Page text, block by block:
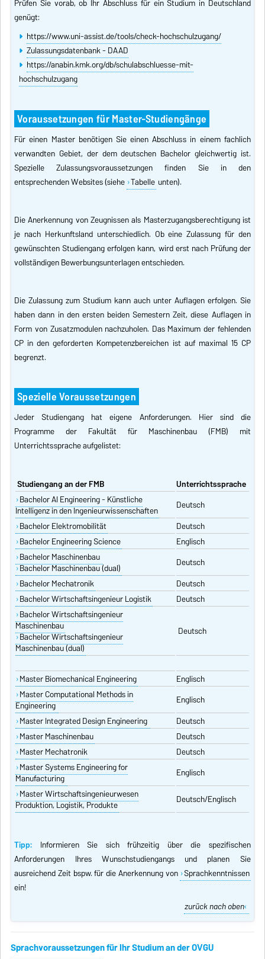
genügt:
https://www.uni-assist.de/tools/check-hochschulzugang/
Zulassungsdatenbank - DAAD
https://anabin.kmk.org/db/schulabschluesse-mit-
hochschulzugang
Voraussetzungen für Master-Studiengänge
Für einen Master benötigen Sie einen Abschluss in einem fachlich
verwandten Gebiet, der dem deutschen Bachelor gleichwertig ist.
Spezielle Zulassungsvoraussetzungen finden Sie in den
entsprechendenWebsites (siehe Tabelle unten).
Die Anerkennung von Zeugnissen als Masterzugangsberechtigung ist
je nach Herkunftsland unterschiedlich. Ob eine Zulassung für den
gewünschten Studiengang erfolgen kann, wird erst nach Prüfung der
vollständigen Bewerbungsunterlagen entschieden.
Die Zulassung zum Studium kann auch unter Auflagen erfolgen. Sie
haben dann in den ersten beiden Semestern Zeit, diese Auflagen in
Form von Zusatzmodulen nachzuholen. Das Maximum der fehlenden
CP in den geforderten Kompetenzbereichen ist auf maximal 15 CP
begrenzt.
Spezielle Voraussetzungen
Jeder Studiengang hat eigene Anforderungen. Hier sind die
Programme der Fakultät für Maschinenbau (FMB) mit
Unterrichtssprache aufgelistet:
Studiengang an der FMB
Unterrichtssprache
Bachelor AI Engineering - Künstliche
Intelligenz in den Ingenieurwissenschaften
Deutsch
Bachelor Elektromobilität
Deutsch
Bachelor Engineering Science
Englisch
Bachelor Maschinenbau
Bachelor Maschinenbau (dual)
Deutsch
Bachelor Mechatronik
Deutsch
Bachelor Wirtschaftsingenieur Logistik
Deutsch
Bachelor Wirtschaftsingenieur
Maschinenbau
Bachelor Wirtschaftsingenieur
Maschinenbau (dual)
Deutsch
Master Biomechanical Engineering
Englisch
Master Computational Methods in
Engineering
Englisch
Master Integrated Design Engineering
Deutsch
Master Maschinenbau
Deutsch
Master Mechatronik
Deutsch
Master Systems Engineering for
Manufacturing
Englisch
Master Wirtschaftsingenieurwesen
Produktion, Logistik, Produkte Deutsch/Englisch
Tipp: Informieren Sie sich frühzeitig über die spezifischen
Anforderungen Ihres Wunschstudiengangs und planen Sie
ausreichend Zeit bspw. für die Anerkennung von Sprachkenntnissen
ein!
zurück nach oben
Sprachvoraussetzungen für Ihr Studium an der OVGU